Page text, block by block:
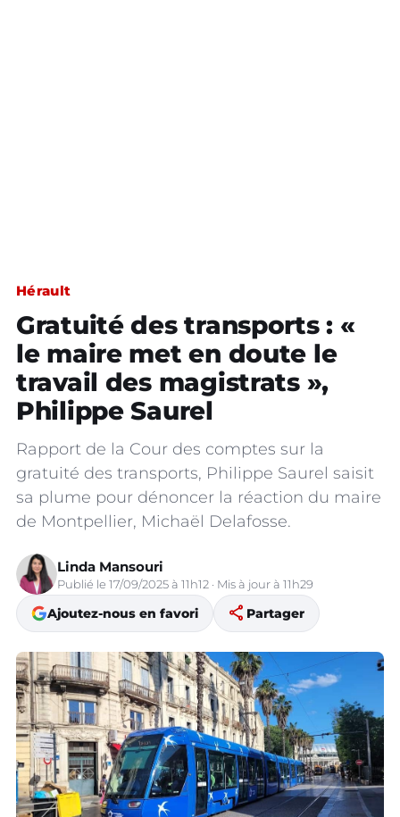
Hérault
Gratuité des transports : «
le maire met en doute le
travail des magistrats »,
Philippe Saurel
Rapport de la Cour des comptes sur la
gratuité des transports, Philippe Saurel saisit
sa plume pour dénoncer la réaction du maire
de Montpellier, Michaël Delafosse.
Linda Mansouri
Publié le 17/09/2025 à 11h12 · Mis à jour à 11h29
Ajoutez-nous en favori share Partager